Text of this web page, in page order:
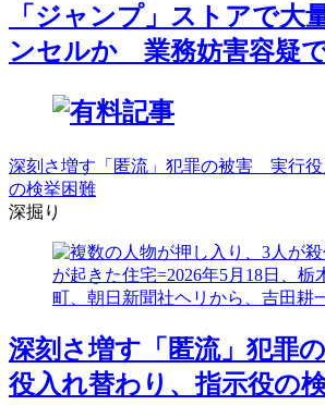
「ジャンプ」ストアで大
ンセルか 業務妨害容疑
深刻さ増す「匿流」犯罪の被害 実行役
の検挙困難
深掘り
深刻さ増す「匿流」犯罪
役入れ替わり、指示役の